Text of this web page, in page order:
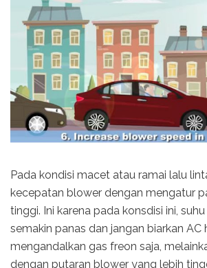
Pada kondisi macet atau ramai lalu
kecepatan blower dengan mengatur
tinggi. Ini karena pada konsdisi ini,
semakin panas dan jangan biarkan AC
mengandalkan gas freon saja,
dengan putaran blower yang lebih